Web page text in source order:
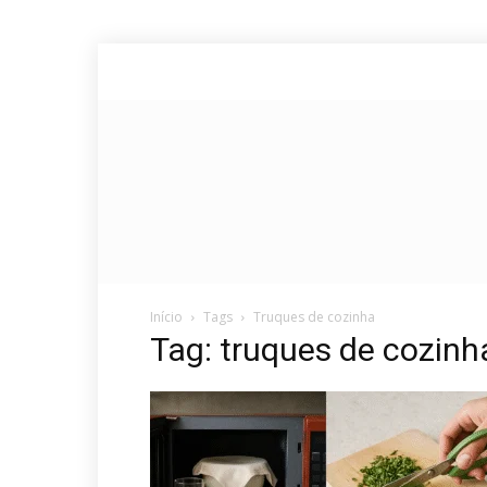
Início Tags Truques de cozinha
Tag: truques de